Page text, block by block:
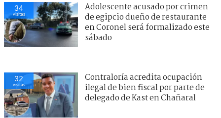
34
visitas
Adolescente acusado por crimen
de egipcio dueño de restaurante
en Coronel será formalizado este
sábado
32
visitas
Contraloría acredita ocupación
ilegal de bien fiscal por parte de
delegado de Kast en Chañaral